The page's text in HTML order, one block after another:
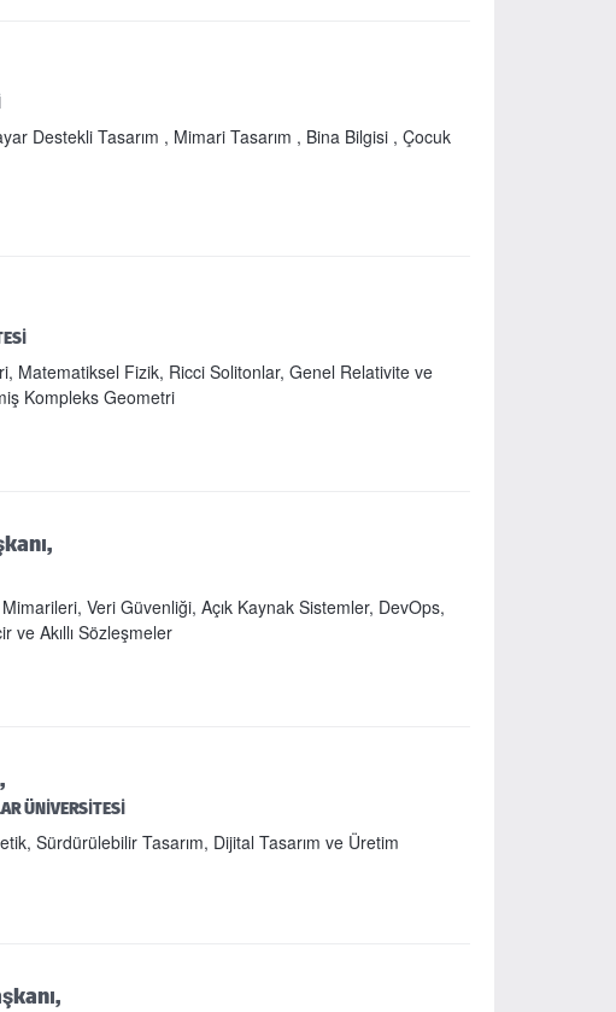
Destekli Tasarım , Mimari Tasarım , Bina Bilgisi , Çocuk
Matematiksel Fizik, Ricci Solitonlar, Genel Relativite ve
Kompleks Geometri
Veri Güvenliği, Açık Kaynak Sistemler, DevOps,
ve Akıllı Sözleşmeler
ÜNİVERSİTESİ
Sürdürülebilir Tasarım, Dijital Tasarım ve Üretim